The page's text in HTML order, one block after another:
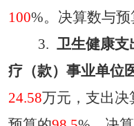
100%。决算数与预
3. 卫生健康支
疗（款）事业单位
24.58万元，支出决